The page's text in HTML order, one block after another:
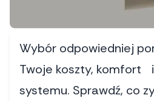
Wybór odpowiedniej
Twoje koszty, komfort
systemu. Sprawdź, co